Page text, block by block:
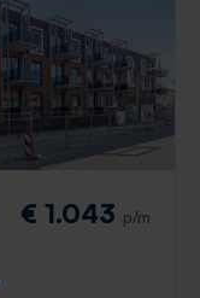
€ 1.043 p/m